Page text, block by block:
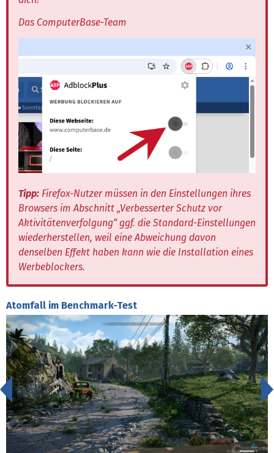
Das ComputerBase-Team
Tipp: Firefox-Nutzer müssen in den Einstellungen ihres
Browsers im Abschnitt „Verbesserter Schutz vor
Aktivitätenverfolgung“ ggf. die Standard-Einstellungen
wiederherstellen, weil eine Abweichung davon
denselben Effekt haben kann wie die Installation eines
Werbeblockers.
Atomfall im Benchmark-Test
<